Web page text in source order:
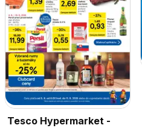
Tesco Hypermarket -